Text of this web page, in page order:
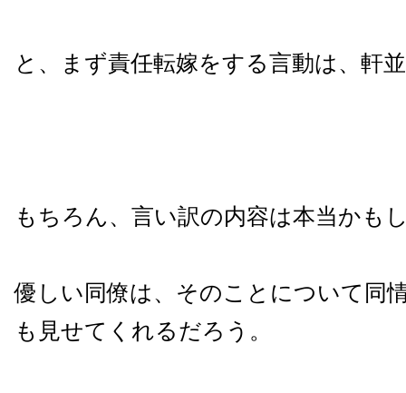
と、まず責任転嫁をする言動は、軒
もちろん、言い訳の内容は本当かも
優しい同僚は、そのことについて同
も見せてくれるだろう。